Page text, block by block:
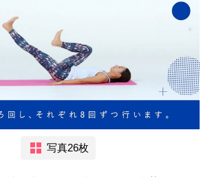
写真26枚